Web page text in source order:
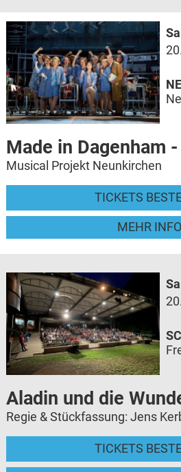
Made in Dagenham
Musical Projekt Neunkirchen
TICKETS
MEHR
Aladin und die
Regie & Stückfassung: Jens
TICKETS